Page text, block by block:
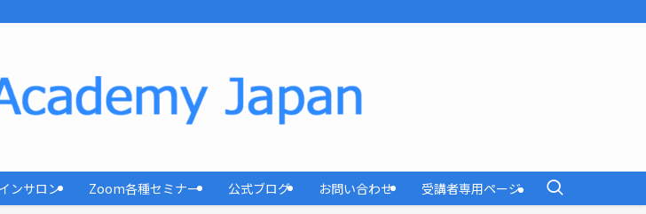
ンサロン Zoom各種セミナー 公式ブログ お問い合わせ 受講者専用ページ